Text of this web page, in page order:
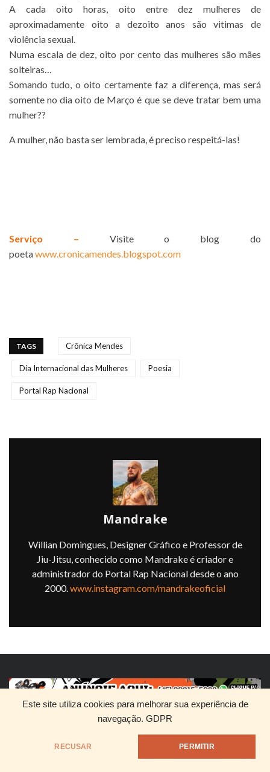
Este site utiliza cookies para melhorar sua experiência de
navegação. GDPR
RECUSAR PERMITIR
A cada oito horas, oito entre dez mulheres de
aproximadamente oito a dezoito anos são vitimas de
violência sexual.
Numa escala de dez, oito por cento das mulheres são mães
solteiras…
Somando tudo, o oito certamente faz a diferença, mas será
somente no dia oito de Março é que se deve tratar bem uma
mulher??
A mulher, não basta ser lembrada, é preciso respeitá-las!
Serviço – Visite o blog do
poetawww.cronicamendes.blogspot.com
TAGS Crônica Mendes
Dia Internacional das Mulheres Poesia
Portal Rap Nacional
Mandrake
Willian Domingues, Designer Gráfico e Professor de
Jiu-Jitsu, conhecido como Mandrake é criador e
administrador do Portal Rap Nacional desde o ano
2000.www.instagram.com/mandrakeoficial
HOME QUEM SOMOS
DIVULGUE SEU RAP